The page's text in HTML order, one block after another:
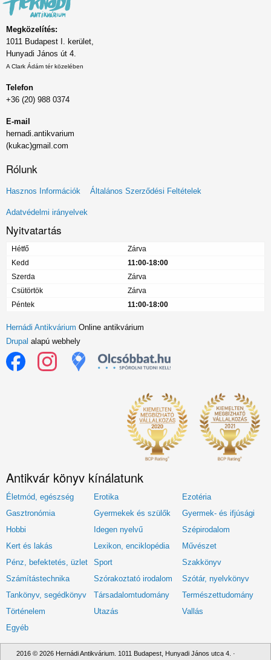
Megközelítés:
1011 Budapest I. kerület,
Hunyadi János út 4.
A Clark Ádám tér közelében
Telefon
+36 (20) 988 0374
E-mail
hernadi.antikvarium
(kukac)gmail.com
Rólunk
Lábléc
menü
Hasznos Információk Általános Szerződési Feltételek
Adatvédelmi irányelvek
Nyitvatartás
Hétfő
Zárva
Kedd
11:00-18:00
Szerda
Zárva
Csütörtök
Zárva
Péntek
11:00-18:00
Hernádi Antikvárium Online antikvárium
Drupal alapú webhely
Antikvár könyv kínálatunk
Életmód, egészség Erotika
Ezotéria
Gasztronómia
Gyermekek és szülők
Gyermek- és ifjúsági
Hobbi
Idegen nyelvű
Szépirodalom
Kert és lakás
Lexikon, enciklopédia
Művészet
Pénz, befektetés, üzlet
Sport
Szakkönyv
Számítástechnika
Szórakoztató irodalom
Szótár, nyelvkönyv
Tankönyv, segédkönyv
Társadalomtudomány
Természettudomány
Történelem
Utazás
Vallás
Egyéb
2016 © 2026 Hernádi Antikvárium. 1011 Budapest, Hunyadi János utca 4. ·